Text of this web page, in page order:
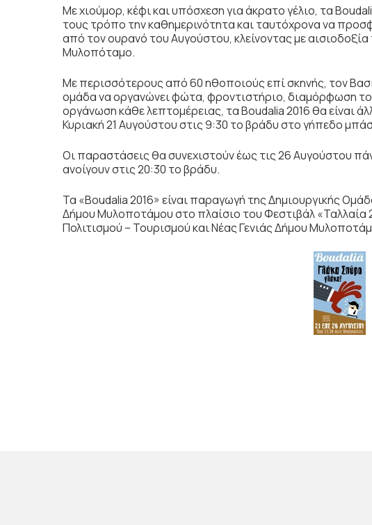
Με χιούμορ, κέφι και υπόσχεση για άκρατο γέλιο, τα
τους τρόπο την καθημερινότητα και ταυτόχρονα να
από τον ουρανό του Αυγούστου, κλείνοντας με αισιοδοξία
Μυλοπόταμο.
Με περισσότερους από 60 ηθοποιούς επί σκηνής, τον
ομάδα να οργανώνει φώτα, φροντιστήριο, διαμόρφωση
οργάνωση κάθε λεπτομέρειας, τα Boudalia 2016 θα είναι
Κυριακή 21 Αυγούστου στις 9:30 το βράδυ στο γήπεδο
Οι παραστάσεις θα συνεχιστούν έως τις 26 Αυγούστου
ανοίγουν στις 20:30 το βράδυ.
Τα «Boudalia 2016» είναι παραγωγή της Δημιουργικής
Δήμου Μυλοποτάμου στο πλαίσιο του Φεστιβάλ «Ταλλαία
Πολιτισμού – Τουρισμού και Νέας Γενιάς Δήμου